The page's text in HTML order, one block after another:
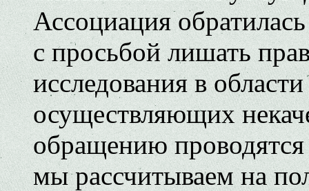
Ассоциация
с просьбой лишать
исследования в
осуществляющих
обращению проводятся
мы рассчитываем на